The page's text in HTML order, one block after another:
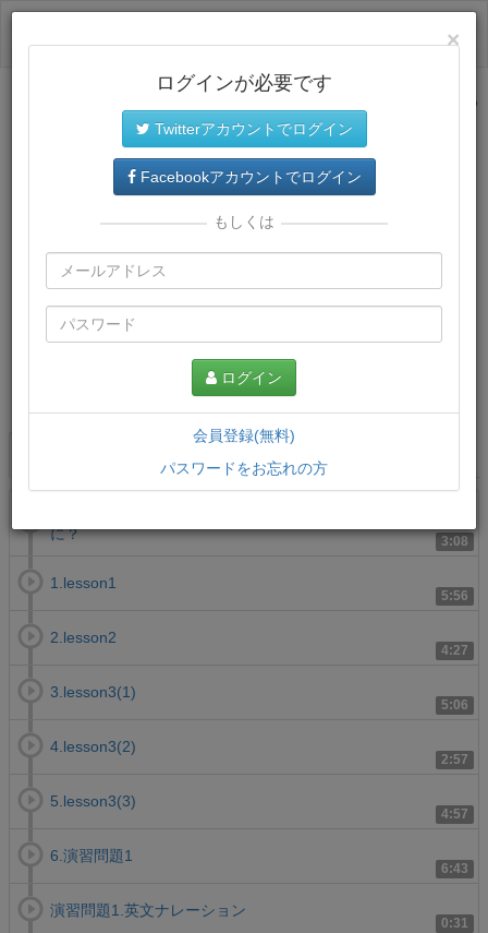
サイトトップに戻る
3:08
に？
5:56
1.lesson1
4:27
2.lesson2
5:06
3.lesson3(1)
2:57
4.lesson3(2)
4:57
5.lesson3(3)
6:43
6.演習問題1
0:31
演習問題1.英文ナレーション
×
ログインが必要です
Twitterアカウントでログイン
Facebookアカウントでログイン
もしくは
ログイン
会員登録(無料)
パスワードをお忘れの方